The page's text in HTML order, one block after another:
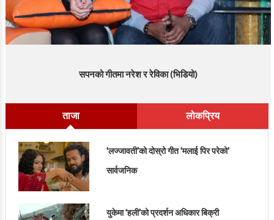
सपनको गीतमा नरेश र रेविका (भिडियो)
ताजा लोकप्रिय
‘लज्जावती’को दोस्रो गीत ‘मलाई पिर परेको’
सार्वजनिक
युकेमा ‘हली’को प्रदर्शन अधिकार बिक्री